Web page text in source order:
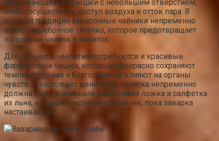
закрывающейся крышки с небольшим отверстием,
чтобы осуществить доступ воздуха и отток пара. В
русской традиции заварочные чайники непременно
имеют серебряное ситечко, которое предотвращает
попадание чаинок в напиток.
Для процесса чаепития потребуются и красивые
фарфоровые чашки, которые прекрасно сохраняют
температуру чая и благоприятно влияют на органы
чувств. У настоящих ценителей напитка непременно
должна быть в арсенале серебряная ложка и салфетка
из льна, которой накрывается чайник, пока заварка
настаивается.